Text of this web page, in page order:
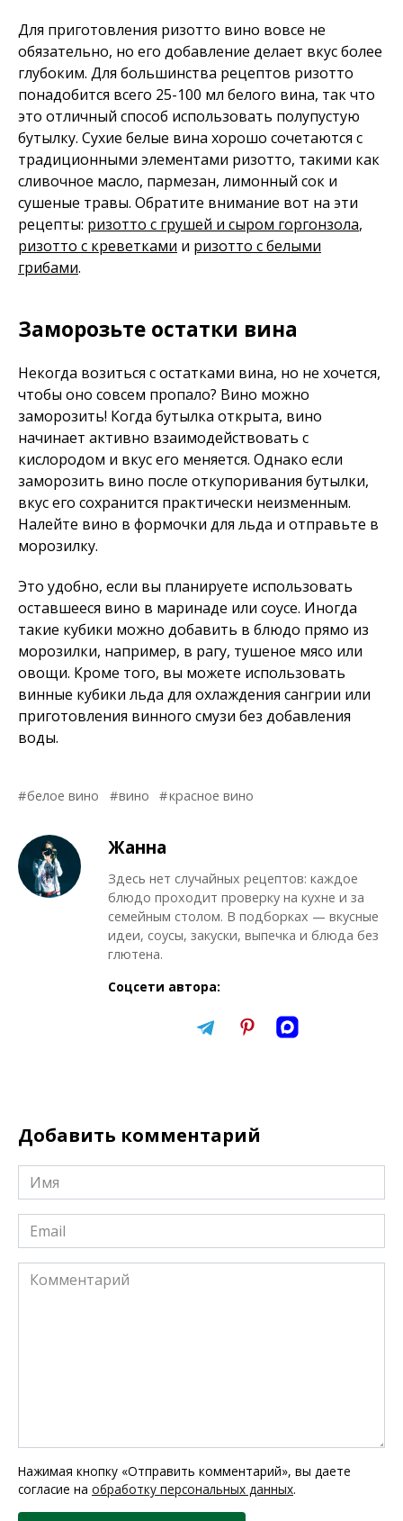
Для приготовления ризотто вино вовсе не
обязательно, но его добавление делает вкус более
глубоким. Для большинства рецептов ризотто
понадобится всего 25-100 мл белого вина, так что
это отличный способ использовать полупустую
бутылку. Сухие белые вина хорошо сочетаются с
традиционными элементами ризотто, такими как
сливочное масло, пармезан, лимонный сок и
сушеные травы. Обратите внимание вот на эти
рецепты: ризотто с грушей и сыром горгонзола,
ризотто с креветками и ризотто с белыми
грибами.
Заморозьте остатки вина
Некогда возиться с остатками вина, но не хочется,
чтобы оно совсем пропало? Вино можно
заморозить! Когда бутылка открыта, вино
начинает активно взаимодействовать с
кислородом и вкус его меняется. Однако если
заморозить вино после откупоривания бутылки,
вкус его сохранится практически неизменным.
Налейте вино в формочки для льда и отправьте в
морозилку.
Это удобно, если вы планируете использовать
оставшееся вино в маринаде или соусе. Иногда
такие кубики можно добавить в блюдо прямо из
морозилки, например, в рагу, тушеное мясо или
овощи. Кроме того, вы можете использовать
винные кубики льда для охлаждения сангрии или
приготовления винного смузи без добавления
воды.
белое вино вино красное вино
Жанна
Здесь нет случайных рецептов: каждое
блюдо проходит проверку на кухне и за
семейным столом. В подборках — вкусные
идеи, соусы, закуски, выпечка и блюда без
глютена.
Соцсети автора:
Добавить комментарий
Имя
*
Email
*
Комментарий
Нажимая кнопку «Отправить комментарий», вы даете
согласие на обработку персональных данных.